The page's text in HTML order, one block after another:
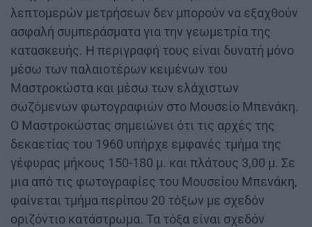
λεπτομερών μετρήσεων δεν μπορούν να εξαχθούν
ασφαλή συμπεράσματα για την γεωμετρία της
κατασκευής. Η περιγραφή τους είναι δυνατή μόνο
μέσω των παλαιοτέρων κειμένων του
Μαστροκώστα και μέσω των ελάχιστων
σωζόμενων φωτογραφιών στο Μουσείο Μπενάκη.
Ο Μαστροκώστας σημειώνει ότι τις αρχές της
δεκαετίας του 1960 υπήρχε εμφανές τμήμα της
γέφυρας μήκους 150-180 μ. και πλάτους 3,00 μ. Σε
μια από τις φωτογραφίες του Μουσείου Μπενάκη,
φαίνεται τμήμα περίπου 20 τόξων με σχεδόν
οριζόντιο κατάστρωμα. Τα τόξα είναι σχεδόν